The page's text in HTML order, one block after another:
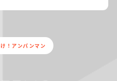
！アンパンマン